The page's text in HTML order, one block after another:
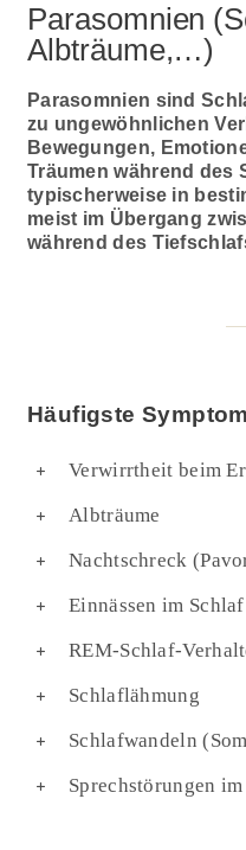
Parasomnien
Albträume,…)
Parasomnien sind
zu un­ge­wöhnlichen
Bewegungen,
Träumen während des
typischer­weise in
meist im Übergang
während des
Häufigste
Verwirrtheit beim
Albträume
Nachtschreck
Einnässen im Schlaf
REM-Schlaf-
Schlaflähmung
Schlafwandeln
Sprechstörungen